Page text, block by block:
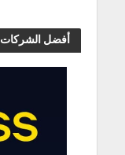
أفضل الشركات